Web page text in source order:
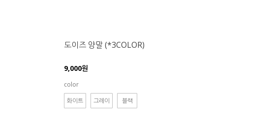
도이즈 양말 (*3COLOR)
9,000원
color
화이트
그레이 블랙